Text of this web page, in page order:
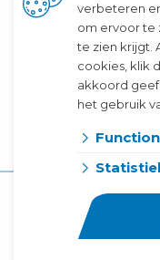
Specialismen
Familiebedrijven
Kenniseconomie
verbeteren
om ervoor te
te zien krijgt.
cookies, klik
akkoord
het gebruik